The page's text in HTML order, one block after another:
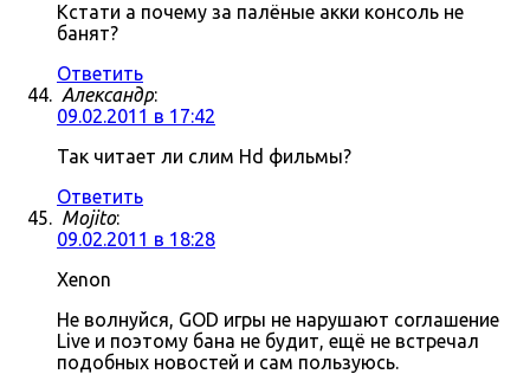
Кстати а почему за палёные акки консоль не
банят?
Ответить
Александр:
09.02.2011 в 17:42
Так читает ли слим Hd фильмы?
Ответить
Mojito:
09.02.2011 в 18:28
Xenon
Не волнуйся, GOD игры не нарушают соглашение
Live и поэтому бана не будит, ещё не встречал
подобных новостей и сам пользуюсь.